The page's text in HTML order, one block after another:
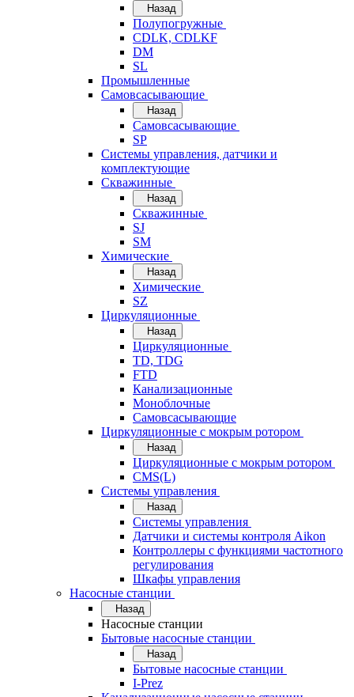
Назад
Полупогружные
CDLK, CDLKF
DM
SL
Промышленные
Самовсасывающие
Назад
Самовсасывающие
SP
Системы управления, датчики и
комплектующие
Скважинные
Назад
Скважинные
SJ
SM
Химические
Назад
Химические
SZ
Циркуляционные
Назад
Циркуляционные
TD, TDG
FTD
Канализационные
Моноблочные
Самовсасывающие
Циркуляционные с мокрым ротором
Назад
Циркуляционные с мокрым ротором
CMS(L)
Системы управления
Назад
Системы управления
Датчики и системы контроля Aikon
Контроллеры с функциями частотного
регулирования
Шкафы управления
Насосные станции
Назад
Насосные станции
Бытовые насосные станции
Назад
Бытовые насосные станции
I-Prez